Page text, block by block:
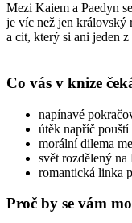
Mezi Kaiem a Paedyn
je víc než jen královský
a cit, který si ani jeden
Co vás v knize
napínavé
útěk napříč pouští
morální dilema
svět rozdělený
romantická linka
Proč by se vám